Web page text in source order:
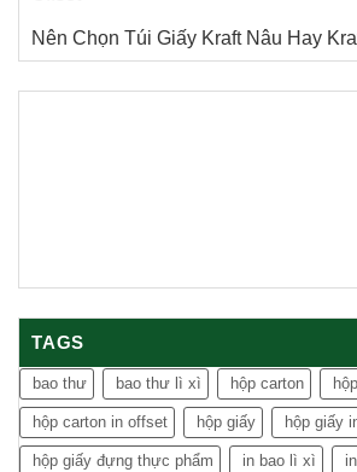
Nên Chọn Túi Giấy Kraft Nâu Hay
TAGS
bao thư bao thư lì xì hộp carton
hộp carton in offset hộp giấy hộp giấy
hộp giấy đựng thực phẩm in bao lì xì